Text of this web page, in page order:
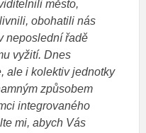
město,
obohatili nás
neposlední řadě
vyžití. Dnes
ale i kolektiv jednotky
způsobem
integrovaného
mi, abych Vás